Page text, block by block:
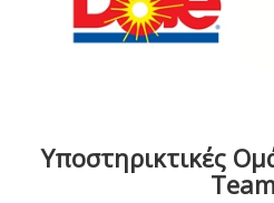
Υποστηρικτικές